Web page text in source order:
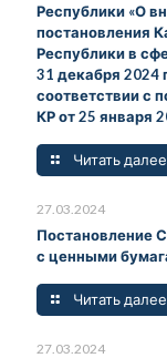
Республики «О
постановления
Республики в
31 декабря 2024
соответствии с
КР от 25 января
Читать далее
27.03.2024
Постановление
с ценными
Читать далее
27.03.2024